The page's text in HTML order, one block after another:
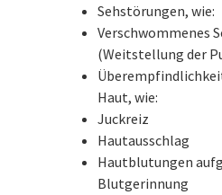
Sehstörungen, wie:
Verschwommenes
(Weitstellung der
Haut, wie:
Juckreiz
Hautausschlag
Hautblutungen
Blutgerinnung